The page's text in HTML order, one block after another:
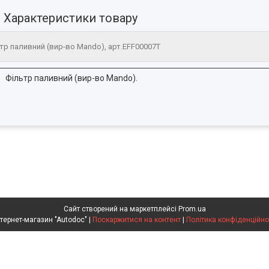
Характеристики товару
паливний (вир-во Mando), арт.EFF00007T
Фільтр паливний (вир-во Mando).
Сайт створений на маркетплейсі Prom.ua
Поскаржитися на контент Політика